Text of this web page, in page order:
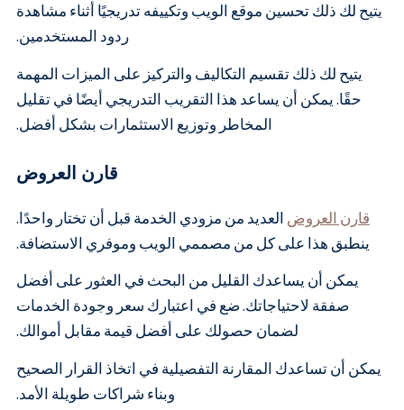
يتيح لك ذلك تحسين موقع الويب وتكييفه تدريجيًا أثناء مشاهدة
ردود المستخدمين.
يتيح لك ذلك تقسيم التكاليف والتركيز على الميزات المهمة
حقًا. يمكن أن يساعد هذا التقريب التدريجي أيضًا في تقليل
المخاطر وتوزيع الاستثمارات بشكل أفضل.
قارن العروض
قارن العروض العديد من مزودي الخدمة قبل أن تختار واحدًا.
ينطبق هذا على كل من مصممي الويب وموفري الاستضافة.
يمكن أن يساعدك القليل من البحث في العثور على أفضل
صفقة لاحتياجاتك. ضع في اعتبارك سعر وجودة الخدمات
لضمان حصولك على أفضل قيمة مقابل أموالك.
يمكن أن تساعدك المقارنة التفصيلية في اتخاذ القرار الصحيح
وبناء شراكات طويلة الأمد.